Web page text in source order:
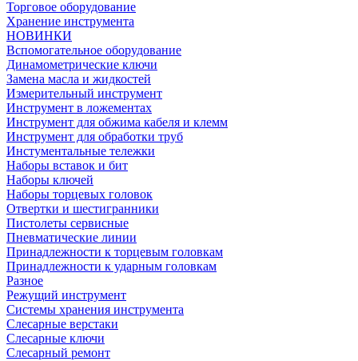
Торговое оборудование
Хранение инструмента
НОВИНКИ
Вспомогательное оборудование
Динамометрические ключи
Замена масла и жидкостей
Измерительный инструмент
Инструмент в ложементах
Инструмент для обжима кабеля и клемм
Инструмент для обработки труб
Инстументальные тележки
Наборы вставок и бит
Наборы ключей
Наборы торцевых головок
Отвертки и шестигранники
Пистолеты сервисные
Пневматические линии
Принадлежности к торцевым головкам
Принадлежности к ударным головкам
Разное
Режущий инструмент
Системы хранения инструмента
Слесарные верстаки
Слесарные ключи
Слесарный ремонт